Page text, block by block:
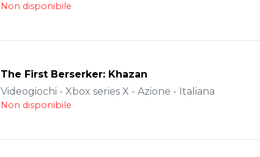
Non disponibile
The First Berserker: Khazan
Videogiochi - Xbox series X - Azione - Italiana
Non disponibile